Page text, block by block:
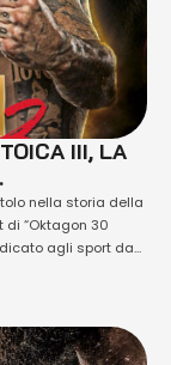
III, LA
nella storia della
“Oktagon 30
agli sport da
sabato 5 dicembre